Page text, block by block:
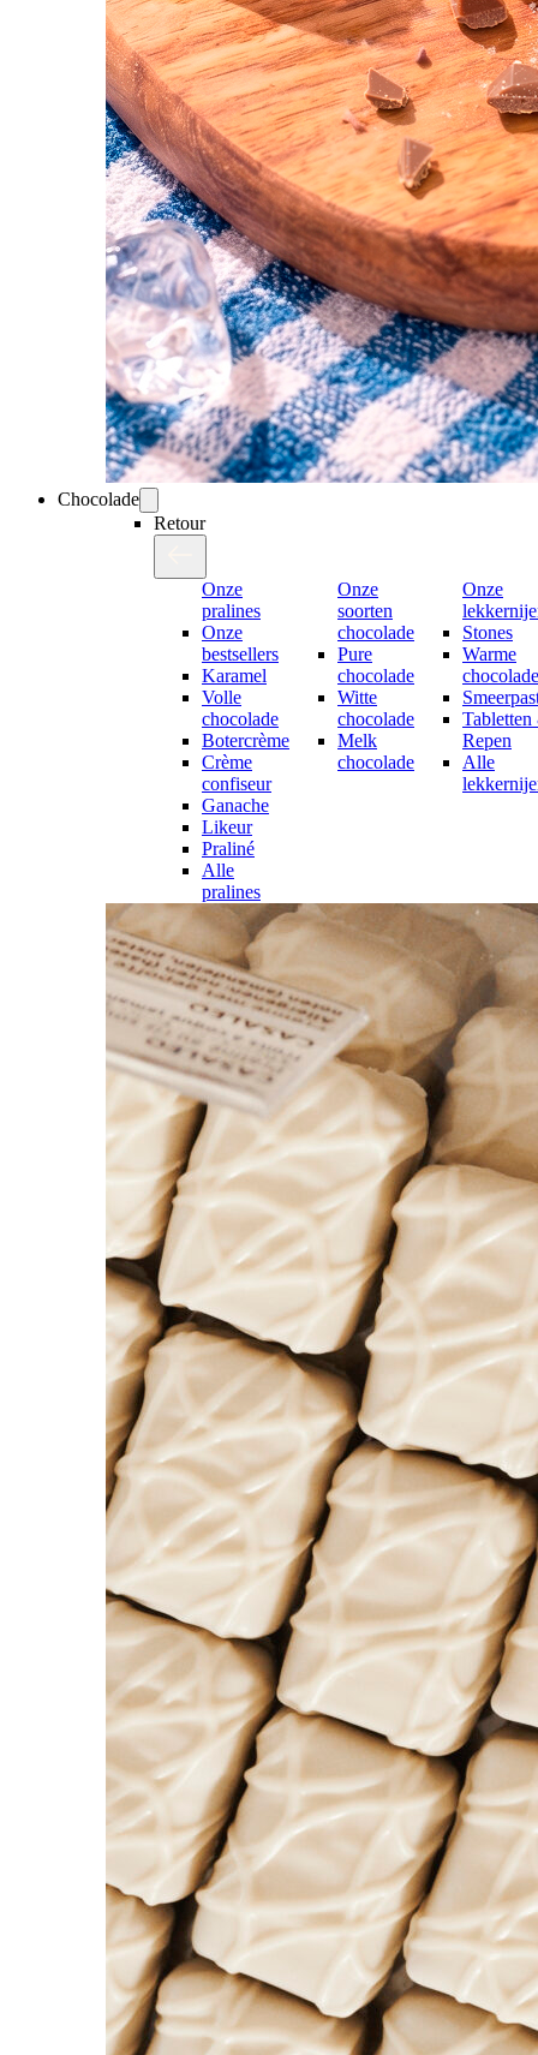
Chocolade
Retour
Onze
pralines
Onze
bestsellers
Karamel
Volle
chocolade
Botercrème
Crème
confiseur
Ganache
Likeur
Praliné
Alle
pralines
Onze
soorten
chocolade
Pure
chocolade
Witte
chocolade
Melk
chocolade
Onze
Stones
Warme
Repen
Alle